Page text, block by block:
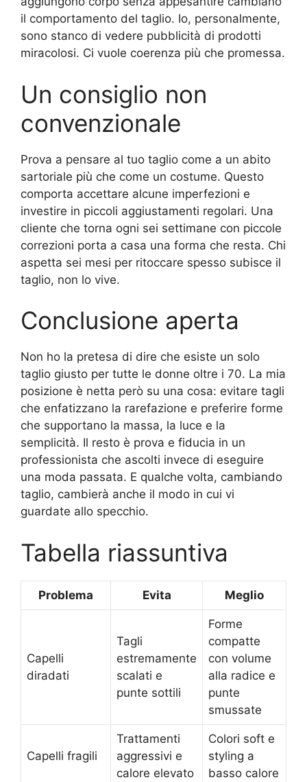
il comportamento del taglio. Io, personalmente,
sono stanco di vedere pubblicità di prodotti
miracolosi. Ci vuole coerenza più che promessa.
Un consiglio non
convenzionale
Prova a pensare al tuo taglio come a un abito
sartoriale più che come un costume. Questo
comporta accettare alcune imperfezioni e
investire in piccoli aggiustamenti regolari. Una
cliente che torna ogni sei settimane con piccole
correzioni porta a casa una forma che resta. Chi
aspetta sei mesi per ritoccare spesso subisce il
taglio, non lo vive.
Conclusione aperta
Non ho la pretesa di dire che esiste un solo
taglio giusto per tutte le donne oltre i 70. La mia
posizione è netta però su una cosa: evitare tagli
che enfatizzano la rarefazione e preferire forme
che supportano la massa, la luce e la
semplicità. Il resto è prova e fiducia in un
professionista che ascolti invece di eseguire
una moda passata. E qualche volta, cambiando
taglio, cambierà anche il modo in cui vi
guardate allo specchio.
Tabella riassuntiva
Problema Evita Meglio
Capelli
diradati
Tagli
estremamente
scalati e
punte sottili
Forme
compatte
con volume
alla radice e
punte
smussate
Capelli fragili
Trattamenti
aggressivi e
calore elevato
Colori soft e
styling a
basso calore